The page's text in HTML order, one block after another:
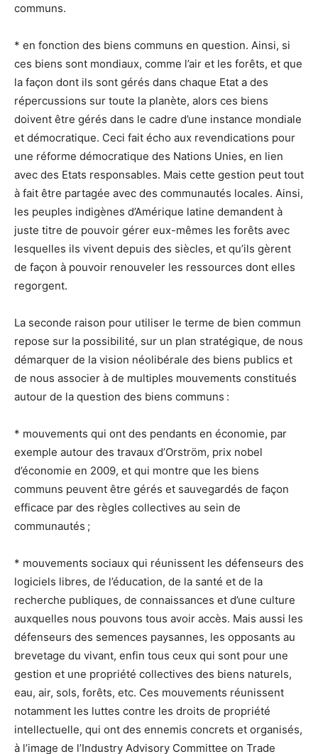
communs.
* en fonction des biens communs en question. Ainsi, si
ces biens sont mondiaux, comme l’air et les forêts, et que
la façon dont ils sont gérés dans chaque Etat a des
répercussions sur toute la planète, alors ces biens
doivent être gérés dans le cadre d’une instance mondiale
et démocratique. Ceci fait écho aux revendications pour
une réforme démocratique des Nations Unies, en lien
avec des Etats responsables. Mais cette gestion peut tout
à fait être partagée avec des communautés locales. Ainsi,
les peuples indigènes d’Amérique latine demandent à
juste titre de pouvoir gérer eux-mêmes les forêts avec
lesquelles ils vivent depuis des siècles, et qu’ils gèrent
de façon à pouvoir renouveler les ressources dont elles
regorgent.
La seconde raison pour utiliser le terme de bien commun
repose sur la possibilité, sur un plan stratégique, de nous
démarquer de la vision néolibérale des biens publics et
de nous associer à de multiples mouvements constitués
autour de la question des biens communs :
* mouvements qui ont des pendants en économie, par
exemple autour des travaux d’Orström, prix nobel
d’économie en 2009, et qui montre que les biens
communs peuvent être gérés et sauvegardés de façon
efficace par des règles collectives au sein de
communautés ;
* mouvements sociaux qui réunissent les défenseurs des
logiciels libres, de l’éducation, de la santé et de la
recherche publiques, de connaissances et d’une culture
auxquelles nous pouvons tous avoir accès. Mais aussi les
défenseurs des semences paysannes, les opposants au
brevetage du vivant, enfin tous ceux qui sont pour une
gestion et une propriété collectives des biens naturels,
eau, air, sols, forêts, etc. Ces mouvements réunissent
notamment les luttes contre les droits de propriété
intellectuelle, qui ont des ennemis concrets et organisés,
à l’image de l’Industry Advisory Committee on Trade